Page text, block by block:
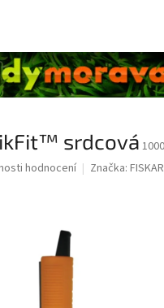
srdcová
hodnocení Značka: